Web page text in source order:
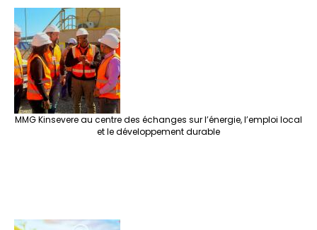
MMG Kinsevere au centre des échanges sur l’énergie, l’emploi local
et le développement durable